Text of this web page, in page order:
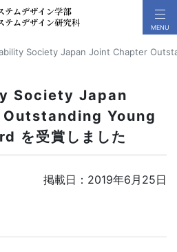
Society Japan Joint Chapter
Society Japan
Young
を受賞しました
掲載日：2019年6月25日